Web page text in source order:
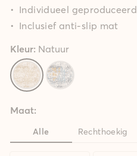
Individueel
Inclusief anti-slip mat
Kleur: Natuur
Maat:
Alle Rechthoekig